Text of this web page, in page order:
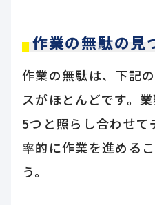
作業の無駄の見
作業の無駄は、下記
スがほとんどです。
5つと照らし合わせ
率的に作業を進める
う。